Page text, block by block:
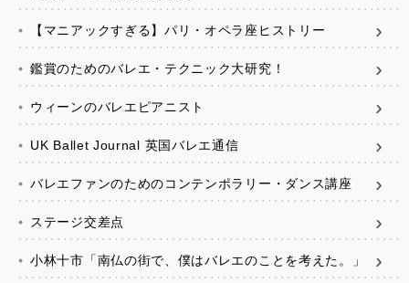
【マニアックすぎる】パリ・オペラ座ヒストリー
鑑賞のためのバレエ・テクニック大研究！
ウィーンのバレエピアニスト
UK Ballet Journal 英国バレエ通信
バレエファンのためのコンテンポラリー・ダンス講座
ステージ交差点
小林十市「南仏の街で、僕はバレエのことを考えた。」